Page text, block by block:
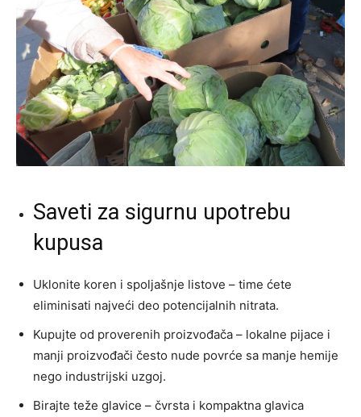
Saveti za sigurnu upotrebu
kupusa
Uklonite koren i spoljašnje listove – time ćete
eliminisati najveći deo potencijalnih nitrata.
Kupujte od proverenih proizvođača – lokalne pijace i
manji proizvođači često nude povrće sa manje hemije
nego industrijski uzgoj.
Birajte teže glavice – čvrsta i kompaktna glavica